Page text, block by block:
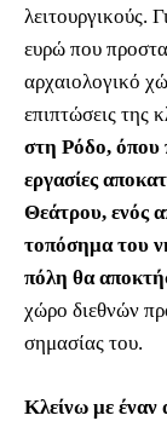
λειτουργικούς.
ευρώ που
αρχαιολογικό
επιπτώσεις της
στη Ρόδο, όπου
εργασίες
Θεάτρου, ενός
τοπόσημα του
πόλη θα
χώρο διεθνών
σημασίας του.
Κλείνω με έναν